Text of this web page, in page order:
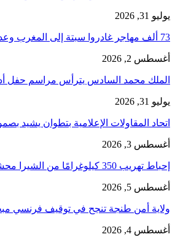
يوليو 31, 2026
73 ألف مهاجر غادروا سبتة إلى المغرب وعدد القتلى يرتفع لـ71
أغسطس 2, 2026
الملك محمد السادس يترأس مراسم حفل
يوليو 31, 2026
اتحاد المقاولات الإعلامية بتطوان يشيد
أغسطس 3, 2026
إحباط تهريب 350 كيلوغرامًا من الشيرا محشوة داخل قوالب…
أغسطس 5, 2026
ولاية أمن طنجة تنجح في توقيف فرنسي
أغسطس 4, 2026